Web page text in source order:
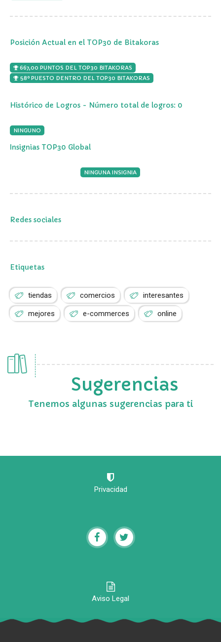
Posición Actual en el TOP30 de Bitakoras
667,00 PUNTOS DEL TOP30 BITAKORAS
58º PUESTO DENTRO DEL TOP30 BITAKORAS
Histórico de Logros - Número total de logros: 0
NINGUNO
Insignias TOP30 Global
NINGUNA INSIGNIA
Redes sociales
Etiquetas
tiendas comercios interesantes
mejores e-commerces online
Sugerencias
Tenemos algunas sugerencias para ti
Privacidad
Aviso Legal